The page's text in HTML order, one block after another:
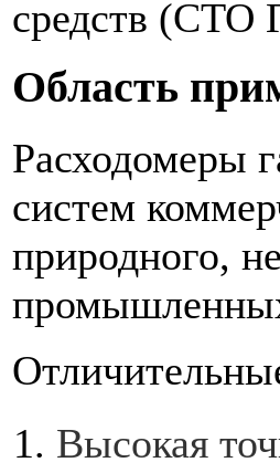
средств (СТО
Область
Расходомеры
систем
природного,
Высокая